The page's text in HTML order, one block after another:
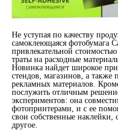
Не уступая по качеству
самоклеющаяся фотобумага
привлекательной
траты на расходные
Новинка найдет широкое
стендов, магазинов, а также
рекламных материалов.
послужить отличным
экспериментов: она
фотопринтерами, и с ее
свои собственные
другое.